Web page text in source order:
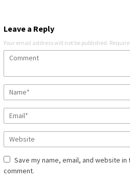
Leave a Reply
Your email address will not be published.
Save my name, email, and website
comment.